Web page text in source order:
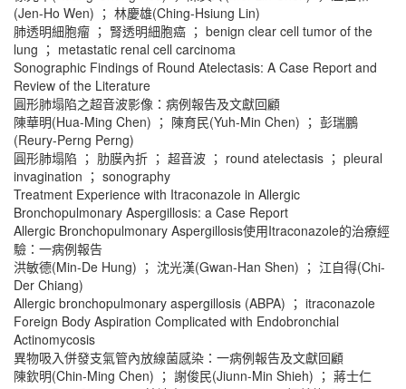
(Jen-Ho Wen) ； 林慶雄(Ching-Hsiung Lin)
肺透明細胞瘤 ； 腎透明細胞癌 ； benign clear cell tumor of the
lung ； metastatic renal cell carcinoma
Sonographic Findings of Round Atelectasis: A Case Report and
Review of the Literature
圓形肺塌陷之超音波影像：病例報告及文獻回顧
陳華明(Hua-Ming Chen) ； 陳育民(Yuh-Min Chen) ； 彭瑞鵬
(Reury-Perng Perng)
圓形肺塌陷 ； 肋膜內折 ； 超音波 ； round atelectasis ； pleural
invagination ； sonography
Treatment Experience with Itraconazole in Allergic
Bronchopulmonary Aspergillosis: a Case Report
Allergic Bronchopulmonary Aspergillosis使用Itraconazole的治療經
驗：一病例報告
洪敏德(Min-De Hung) ； 沈光漢(Gwan-Han Shen) ； 江自得(Chi-
Der Chiang)
Allergic bronchopulmonary aspergillosis (ABPA) ； itraconazole
Foreign Body Aspiration Complicated with Endobronchial
Actinomycosis
異物吸入併發支氣管內放線菌感染：一病例報告及文獻回顧
陳欽明(Chin-Ming Chen) ； 謝俊民(Jiunn-Min Shieh) ； 蔣士仁